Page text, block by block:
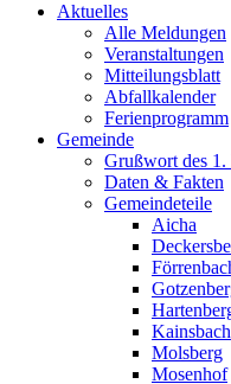
Aktuelles
Alle Meldungen
Veranstaltungen
Mitteilungsblatt
Abfallkalender
Ferienprogramm
Gemeinde
Grußwort des 1.
Daten & Fakten
Gemeindeteile
Aicha
Kainsbach
Molsberg
Mosenhof